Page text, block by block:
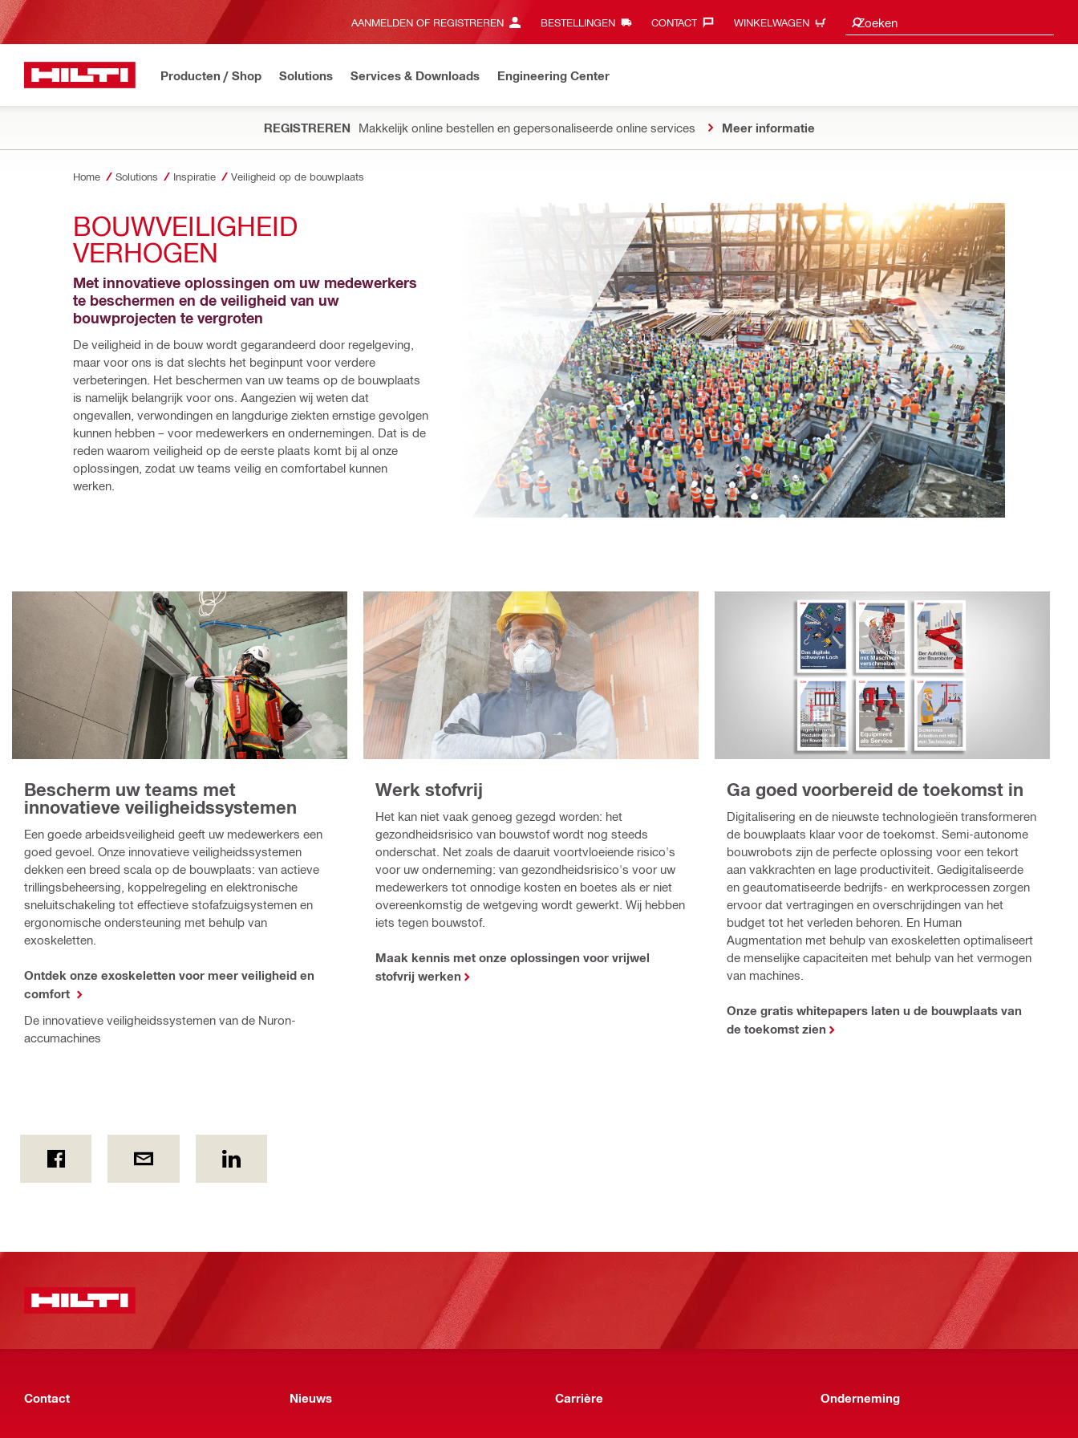
AANMELDEN OF REGISTREREN BESTELLINGEN CONTACT‎ WINKELWAGEN Zoeken
Zoeksuggesties
Producten / Shop Solutions Services & Downloads Engineering Center
REGISTREREN Makkelijk online bestellen en gepersonaliseerde online services Meer informatie
Home Solutions Inspiratie Veiligheid op de bouwplaats
BOUWVEILIGHEID
VERHOGEN
Met innovatieve oplossingen om uw medewerkers
te beschermen en de veiligheid van uw
bouwprojecten te vergroten
De veiligheid in de bouw wordt gegarandeerd door regelgeving,
maar voor ons is dat slechts het beginpunt voor verdere
verbeteringen. Het beschermen van uw teams op de bouwplaats
is namelijk belangrijk voor ons. Aangezien wij weten dat
ongevallen, verwondingen en langdurige ziekten ernstige gevolgen
kunnen hebben – voor medewerkers en ondernemingen. Dat is de
reden waarom veiligheid op de eerste plaats komt bij al onze
oplossingen, zodat uw teams veilig en comfortabel kunnen
werken.
Bescherm uw teams met
innovatieve veiligheidssystemen
Een goede arbeidsveiligheid geeft uw medewerkers een
goed gevoel. Onze innovatieve veiligheidssystemen
dekken een breed scala op de bouwplaats: van actieve
trillingsbeheersing, koppelregeling en elektronische
sneluitschakeling tot effectieve stofafzuigsystemen en
ergonomische ondersteuning met behulp van
exoskeletten.
Ontdek onze exoskeletten voor meer veiligheid en
comfort
De innovatieve veiligheidssystemen van de Nuron-
accumachines
Werk stofvrij
Het kan niet vaak genoeg gezegd worden: het
gezondheidsrisico van bouwstof wordt nog steeds
onderschat. Net zoals de daaruit voortvloeiende risico's
voor uw onderneming: van gezondheidsrisico's voor uw
medewerkers tot onnodige kosten en boetes als er niet
overeenkomstig de wetgeving wordt gewerkt. Wij hebben
iets tegen bouwstof.
Maak kennis met onze oplossingen voor vrijwel
stofvrij werken
Ga goed voorbereid de toekomst in
Digitalisering en de nieuwste technologieën transformeren
de bouwplaats klaar voor de toekomst. Semi-autonome
bouwrobots zijn de perfecte oplossing voor een tekort
aan vakkrachten en lage productiviteit. Gedigitaliseerde
en geautomatiseerde bedrijfs- en werkprocessen zorgen
ervoor dat vertragingen en overschrijdingen van het
budget tot het verleden behoren. En Human
Augmentation met behulp van exoskeletten optimaliseert
de menselijke capaciteiten met behulp van het vermogen
van machines.
Onze gratis whitepapers laten u de bouwplaats van
de toekomst zien
Contact Nieuws Carrière Onderneming